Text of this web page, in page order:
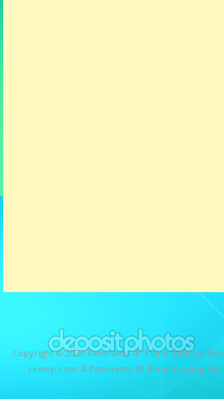
Copyright © 2026Panorama 4° Piano. Utilizza
ceewp.com & Panorama 4° Piano is using